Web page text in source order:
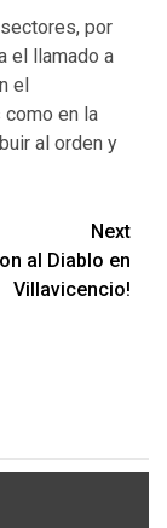
por
el llamado a
el
en la
al orden y
Next
al Diablo en
Villavicencio!